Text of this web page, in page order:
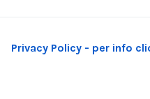
Privacy Policy - per info